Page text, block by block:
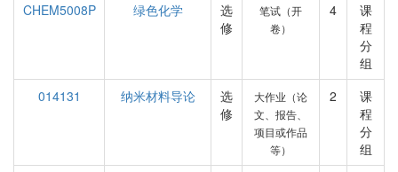
CHEM5008P
绿色化学
选
修
笔试（开
卷）
4
课
程
分
组
014131
纳米材料导论
选
修
大作业（论
文、报告、
项目或作品
等）
2
课
程
分
组